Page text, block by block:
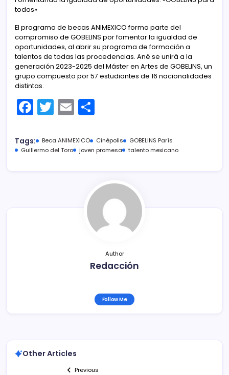
todos»
El programa de becas ANIMEXICO forma parte del
compromiso de GOBELINS por fomentar la igualdad de
oportunidades, al abrir su programa de formación a
talentos de todas las procedencias. Ané se unirá a la
generación 2023-2025 del Máster en Artes de GOBELINS, un
grupo compuesto por 57 estudiantes de 16 nacionalidades
distintas.
F
a
c
e
T
w
itt
er
E
m
ai
l
m
p
tir
Tags: Beca ANIMEXICO Cinépolis
GOBELINS París
Guillermo del Toro
joven promesa talento mexicano
Author
Redacción
Follow Me
Other Articles
Previous